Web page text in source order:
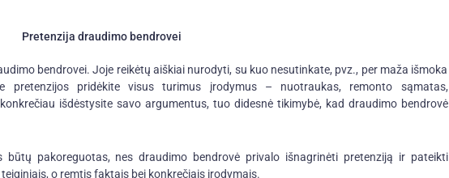
Pretenzija draudimo bendrovei
bendrovei. Joje reikėtų aiškiai nurodyti, su kuo nesutinkate, pvz., per maža išmoka
pretenzijos pridėkite visus turimus įrodymus – nuotraukas, remonto sąmatas,
išdėstysite savo argumentus, tuo didesnė tikimybė, kad draudimo bendrovė
pakoreguotas, nes draudimo bendrovė privalo išnagrinėti pretenziją ir pateikti
o remtis faktais bei konkrečiais įrodymais.